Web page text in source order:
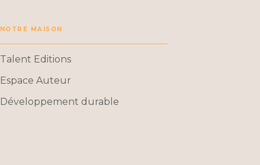
NOTRE MAISON
Talent Editions
Espace Auteur
Développement durable